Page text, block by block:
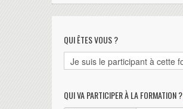
QUI ÊTES VOUS ?
QUI VA PARTICIPER À LA FORMATION ?